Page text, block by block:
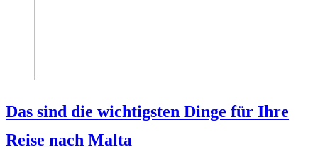
Das sind die wichtigsten Dinge für Ihre
Reise nach Malta